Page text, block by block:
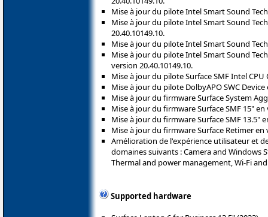
Mise à jour du pilote Intel Smart Sound
Mise à jour du pilote Intel Smart Sound
20.40.10149.10.
Mise à jour du pilote Intel Smart Sound
Mise à jour du pilote Intel Smart Sound
version 20.40.10149.10.
Mise à jour du pilote Surface SMF Intel CPU
Mise à jour du pilote DolbyAPO SWC Device
Mise à jour du firmware Surface System
Mise à jour du firmware Surface SMF 15" en
Mise à jour du firmware Surface SMF 13.5"
Mise à jour du firmware Surface Retimer en
Amélioration de l'expérience utilisateur et
domaines suivants : Camera and Windows
Thermal and power management, Wi-Fi
Supported hardware